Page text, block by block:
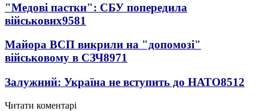
"Медові пастки": СБУ попередила
військових9581
Майора ВСП викрили на "допомозі"
військовому в СЗЧ8971
Залужний: Україна не вступить до НАТО8512
Читати коментарі